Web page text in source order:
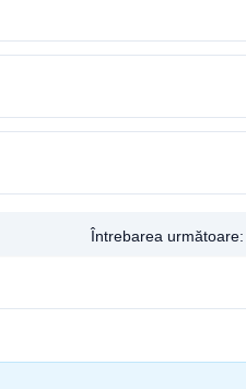
Întrebarea următoare: